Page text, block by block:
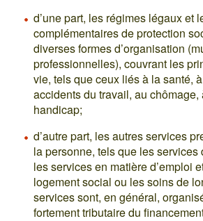
d’une part, les régimes légaux et
complémentaires de protection
diverses formes d’organisation
professionnelles), couvrant les
vie, tels que ceux liés à la santé,
accidents du travail, au chômage,
handicap;
d’autre part, les autres services
la personne, tels que les services
les services en matière d’emploi
logement social ou les soins de
services sont, en général,
fortement tributaire du